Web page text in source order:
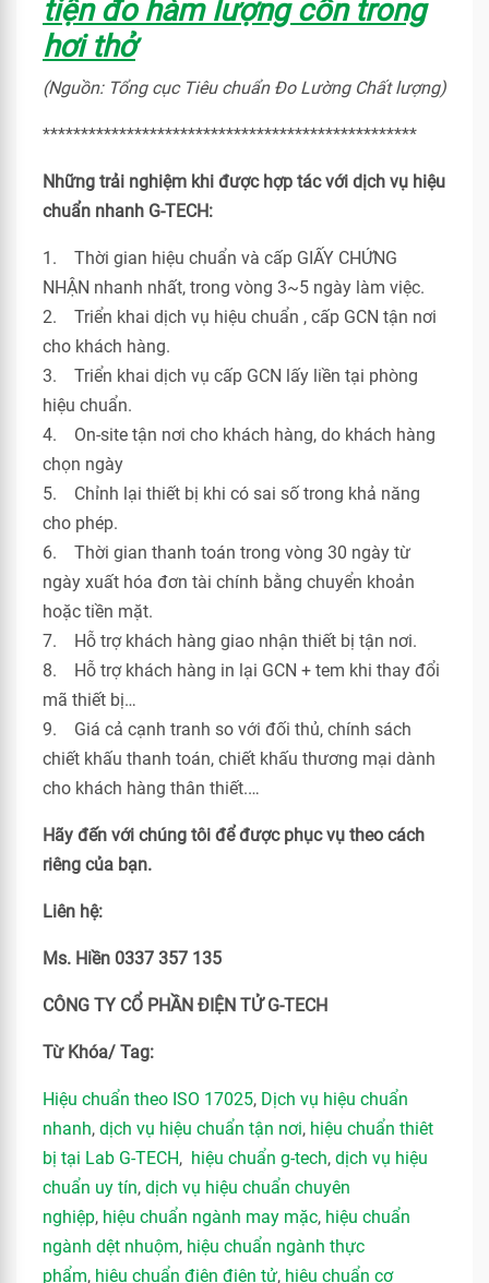
tiện đo hàm lượng cồn trong
hơi thở
(Nguồn: Tổng cục Tiêu chuẩn Đo Lường Chất lượng)
*************************************************
Những trải nghiệm khi được hợp tác với dịch vụ hiệu
chuẩn nhanh G-TECH:
1. Thời gian hiệu chuẩn và cấp GIẤY CHỨNG
NHẬN nhanh nhất, trong vòng 3~5 ngày làm việc.
2. Triển khai dịch vụ hiệu chuẩn , cấp GCN tận nơi
cho khách hàng.
3. Triển khai dịch vụ cấp GCN lấy liền tại phòng
hiệu chuẩn.
4. On-site tận nơi cho khách hàng, do khách hàng
chọn ngày
5. Chỉnh lại thiết bị khi có sai số trong khả năng
cho phép.
6. Thời gian thanh toán trong vòng 30 ngày từ
ngày xuất hóa đơn tài chính bằng chuyển khoản
hoặc tiền mặt.
7. Hỗ trợ khách hàng giao nhận thiết bị tận nơi.
8. Hỗ trợ khách hàng in lại GCN + tem khi thay đổi
mã thiết bị…
9. Giá cả cạnh tranh so với đối thủ, chính sách
chiết khấu thanh toán, chiết khấu thương mại dành
cho khách hàng thân thiết.…
Hãy đến với chúng tôi để được phục vụ theo cách
riêng của bạn.
Liên hệ:
Ms. Hiền 0337 357 135
CÔNG TY CỔ PHẦN ĐIỆN TỬ G-TECH
Từ Khóa/ Tag:
Hiệu chuẩn theo ISO 17025, Dịch vụ hiệu chuẩn
nhanh, dịch vụ hiệu chuẩn tận nơi, hiệu chuẩn thiêt
bị tại Lab G-TECH, hiệu chuẩn g-tech, dịch vụ hiệu
chuẩn uy tín, dịch vụ hiệu chuẩn chuyên
nghiệp, hiệu chuẩn ngành may mặc, hiệu chuẩn
ngành dệt nhuộm, hiệu chuẩn ngành thực
phẩm, hiệu chuẩn điện điện tử, hiệu chuẩn cơ